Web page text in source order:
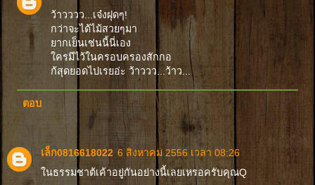
ว้าวววว...เจ๋งฝุดๆ!
กว่าจะได้ไม้สวยๆมา
ยากเย็นเช่นนี้นี่เอง
ใครมีไว้ในครอบครองสักกอ
ก้สุดยอดไปเรยอ่ะ ว้าววว...ว้าว...
ตอบ
เล็ก0816618022 6 สิงหาคม 2556 เวลา 08:26
ในธรรมชาต้เค้าอยู่กันอย่างนี้เลยเหรอครับคุณQ